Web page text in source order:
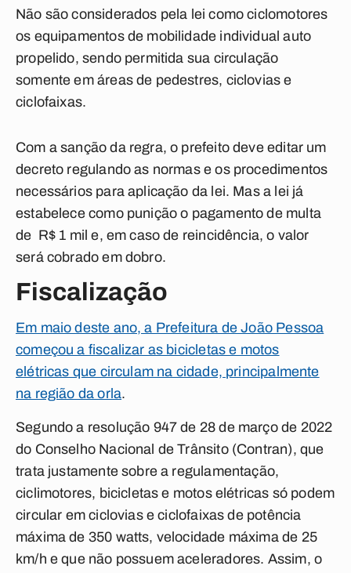
Não são considerados pela lei como ciclomotores
os equipamentos de mobilidade individual auto
propelido, sendo permitida sua circulação
somente em áreas de pedestres, ciclovias e
ciclofaixas.
Com a sanção da regra, o prefeito deve editar um
decreto regulando as normas e os procedimentos
necessários para aplicação da lei. Mas a lei já
estabelece como punição o pagamento de multa
de R$ 1 mil e, em caso de reincidência, o valor
será cobrado em dobro.
Fiscalização
Em maio deste ano, a Prefeitura de João Pessoa
começou a fiscalizar as bicicletas e motos
elétricas que circulam na cidade, principalmente
na região da orla.
Segundo a resolução 947 de 28 de março de 2022
do Conselho Nacional de Trânsito (Contran), que
trata justamente sobre a regulamentação,
ciclimotores, bicicletas e motos elétricas só podem
circular em ciclovias e ciclofaixas de potência
máxima de 350 watts, velocidade máxima de 25
km/h e que não possuem aceleradores. Assim, o